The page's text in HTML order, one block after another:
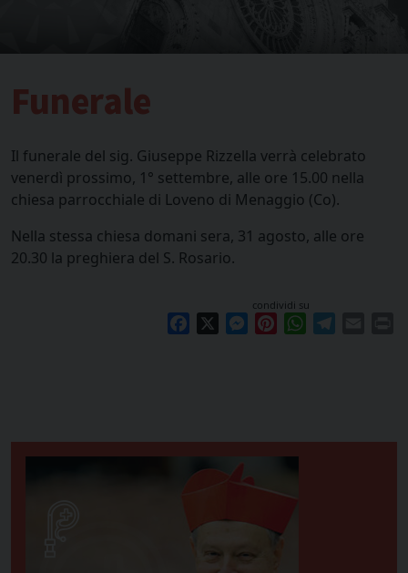
Funerale
Il funerale del sig. Giuseppe Rizzella verrà celebrato
venerdì prossimo, 1° settembre, alle ore 15.00 nella
chiesa parrocchiale di Loveno di Menaggio (Co).
Nella stessa chiesa domani sera, 31 agosto, alle ore
20.30 la preghiera del S. Rosario.
condividi su
Facebook Messenger
PinterestWhatsApp